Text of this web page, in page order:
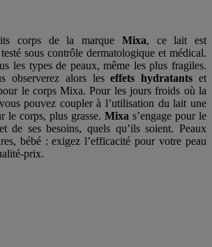
corps de la marque Mixa, ce lait est
sous contrôle dermatologique et médical.
les types de peaux, même les plus fragiles.
observerez alors leseffets hydratants et
le corps Mixa. Pour les jours froids où la
pouvez coupler à l’utilisation du lait une
le corps, plus grasse. Mixa s’engage pour le
de ses besoins, quels qu’ils soient. Peaux
bébé : exigez l’efficacité pour votre peau
prix.